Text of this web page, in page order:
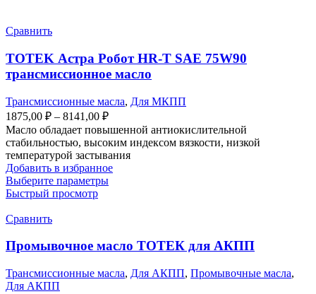
Сравнить
TOTEK Астра Робот HR-T SAE 75W90
трансмиссионное масло
Трансмиссионные масла, Для МКПП
1875,00 ₽ – 8141,00 ₽
Масло обладает повышенной антиокислительной
стабильностью, высоким индексом вязкости, низкой
температурой застывания
Добавить в избранное
Выберите параметры
Быстрый просмотр
Сравнить
Промывочное масло ТОТЕК для АКПП
Трансмиссионные масла, Для АКПП, Промывочные масла,
Для АКПП